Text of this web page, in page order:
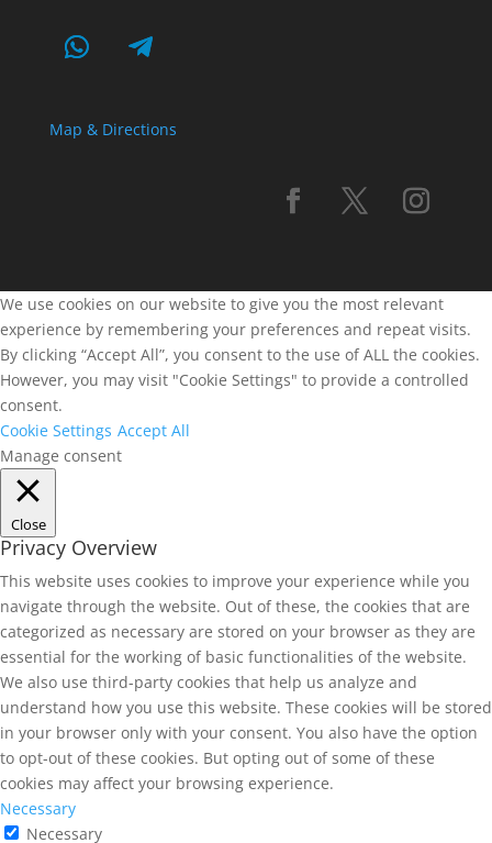
Map & Directions
We use cookies on our website to give you the most relevant
experience by remembering your preferences and repeat visits.
By clicking “Accept All”, you consent to the use of ALL the cookies.
However, you may visit "Cookie Settings" to provide a controlled
consent.
Cookie Settings Accept All
Manage consent
Close
Privacy Overview
This website uses cookies to improve your experience while you
navigate through the website. Out of these, the cookies that are
categorized as necessary are stored on your browser as they are
essential for the working of basic functionalities of the website.
We also use third-party cookies that help us analyze and
understand how you use this website. These cookies will be stored
in your browser only with your consent. You also have the option
to opt-out of these cookies. But opting out of some of these
cookies may affect your browsing experience.
Necessary
Necessary